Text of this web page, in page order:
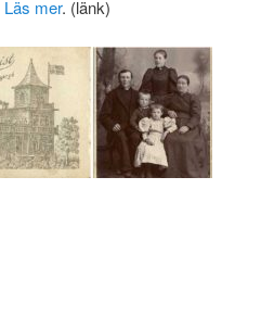
Läs mer. (länk)